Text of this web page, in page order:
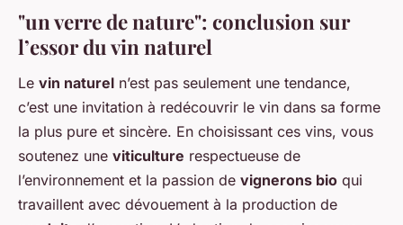
"un verre de nature": conclusion sur
l’essor du vin naturel
Le vin naturel n’est pas seulement une tendance,
c’est une invitation à redécouvrir le vin dans sa forme
la plus pure et sincère. En choisissant ces vins, vous
soutenez une viticulture respectueuse de
l’environnement et la passion de vignerons bio qui
travaillent avec dévouement à la production de